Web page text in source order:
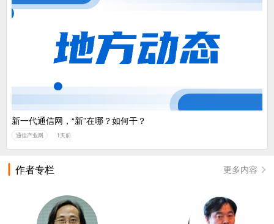
新一代通信网，“新”在哪？如何干？
通信产业网 1天前
作者专栏 更多内容